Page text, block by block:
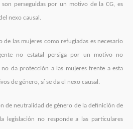
perseguidas por un motivo de la CG, es
nexo causal.
las mujeres como refugiadas es necesario
no estatal persiga por un motivo no
no da protección a las mujeres frente a esta
de género, sí se da el nexo causal.
de neutralidad de género de la definición de
legislación no responde a las particulares